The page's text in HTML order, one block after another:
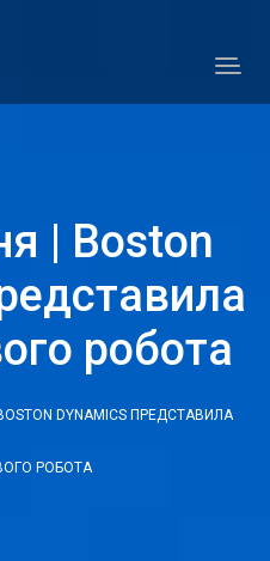
| Boston
робота
DYNAMICS ПРЕДСТАВИЛА
РОБОТА